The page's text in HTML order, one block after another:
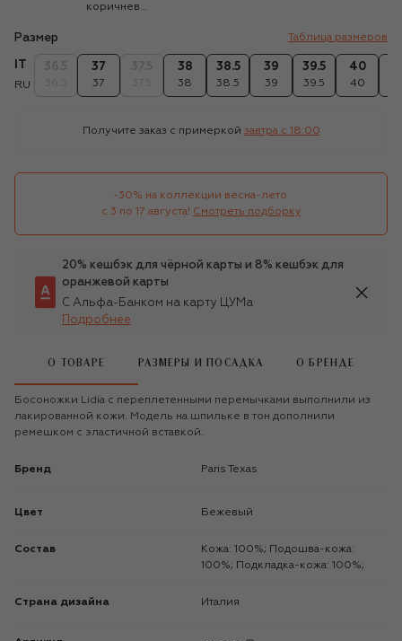
коричневый
Размер Таблица размеров
RU
37
37
38
38
38.5
38.5
39
39
39.5
39.5
40
40
Получите заказ с примеркой завтра c 18:00
-30% на коллекции весна-лето
с 3 по 17 августа! Смотреть подборку
20% кешбэк для чёрной карты и 8% кешбэк для
оранжевой карты
С Альфа-Банком на карту ЦУМа
Подробнее
О ТОВАРЕ РАЗМЕРЫ И ПОСАДКА О БРЕНДЕ
Босоножки Lidia с переплетенными перемычками выполнили из
лакированной кожи. Модель на шпильке в тон дополнили
ремешком с эластичной вставкой.
Бренд Paris Texas
Цвет Бежевый
Состав
Кожа: 100%; Подошва-кожа:
100%; Подкладка-кожа: 100%;
Страна дизайна Италия